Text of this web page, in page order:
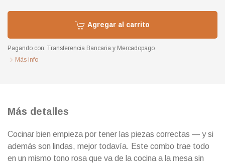
Agregar al carrito
Pagando con: Transferencia Bancaria y Mercadopago
Más info
Más detalles
Cocinar bien empieza por tener las piezas correctas — y si
además son lindas, mejor todavía. Este combo trae todo
en un mismo tono rosa que va de la cocina a la mesa sin